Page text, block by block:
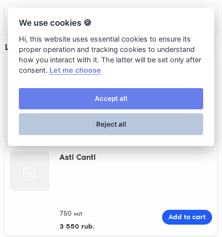
Брянский Бык
ШАМПАНСКОЕ И ИГРИСТЫЕ ВИНА
Lambrusco dell'Emillia
Asti Canti
750 мл
3 550 rub.
Add to cart
We use cookies 🍪
Hi, this website uses essential cookies to ensure its
proper operation and tracking cookies to understand
how you interact with it. The latter will be set only after
consent. Let me choose
Accept all
Reject all